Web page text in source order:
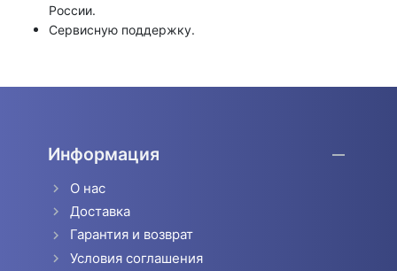
России.
Сервисную поддержку.
Информация
О нас
Доставка
Гарантия и возврат
Условия соглашения